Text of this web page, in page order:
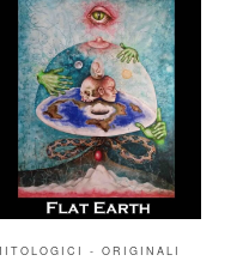
- ORIGINALI